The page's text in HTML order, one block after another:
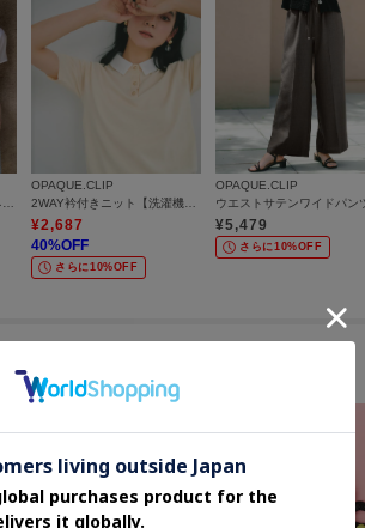
OPAQUE.CLIP
¥2,687
40%OFF
さらに10%OFF
OPAQUE.CLIP
¥5,479
さらに10%OFF
ルアイテムからのおすすめ